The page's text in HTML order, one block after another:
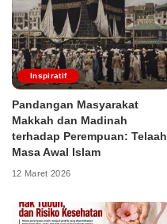
Inspiratif
Pandangan Masyarakat
Makkah dan Madinah
terhadap Perempuan: Telaah
Masa Awal Islam
12 Maret 2026